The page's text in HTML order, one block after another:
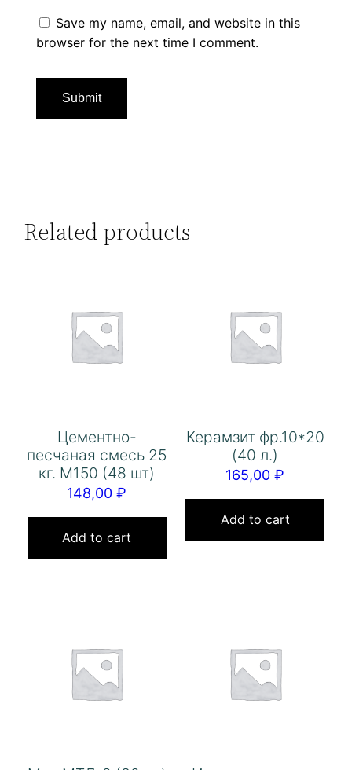
Save my name, email, and website in this
browser for the next time I comment.
Related products
Цементно-
песчаная смесь 25
кг. М150 (48 шт)
148,00₽
Add to cart
Керамзит фр.10*20
(40 л.)
165,00₽
Add to cart